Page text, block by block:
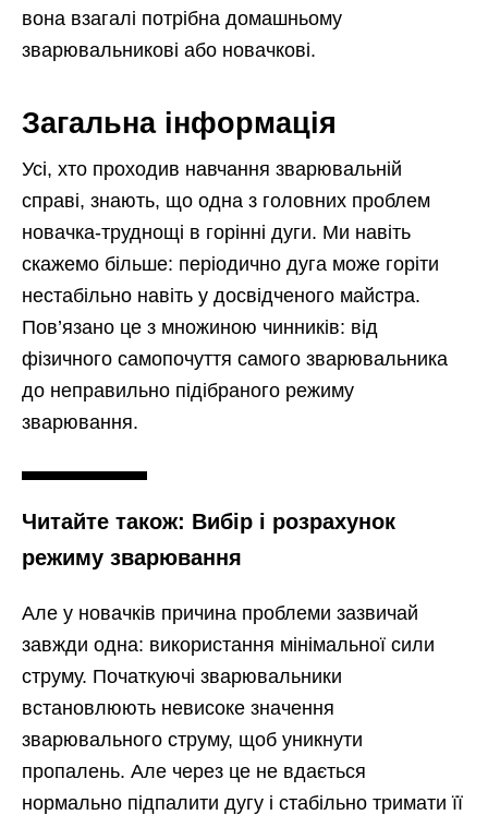
вона взагалі потрібна домашньому
зварювальникові або новачкові.
Загальна інформація
Усі, хто проходив навчання зварювальній
справі, знають, що одна з головних проблем
новачка-труднощі в горінні дуги. Ми навіть
скажемо більше: періодично дуга може горіти
нестабільно навіть у досвідченого майстра.
Пов’язано це з множиною чинників: від
фізичного самопочуття самого зварювальника
до неправильно підібраного режиму
зварювання.
Читайте також: Вибір і розрахунок
режиму зварювання
Але у новачків причина проблеми зазвичай
завжди одна: використання мінімальної сили
струму. Початкуючі зварювальники
встановлюють невисоке значення
зварювального струму, щоб уникнути
пропалень. Але через це не вдається
нормально підпалити дугу і стабільно тримати її